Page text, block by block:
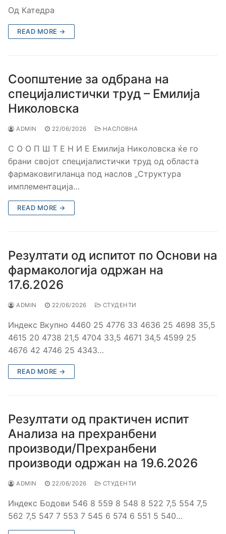
Од Катедра
READ MORE →
Соопштение за одбрана на
специјалистички труд – Емилија
Николовска
ADMIN 22/06/2026 НАСЛОВНА
С О О П Ш Т Е Н И Е Емилија Николовска ќе го
брани својот специјалистички труд од областа
фармаковигиланца под наслов „Структура
имплементација…
READ MORE →
Резултати од испитот по Основи на
фармакологија одржан на
17.6.2026
ADMIN 22/06/2026 СТУДЕНТИ
Индекс Вкупно 4460 25 4776 33 4636 25 4698 35,5
4615 20 4738 21,5 4704 33,5 4671 34,5 4599 25
4676 42 4746 25 4343…
READ MORE →
Резултати од практичен испит
Анализа на прехранбени
производи/Прехранбени
производи одржан на 19.6.2026
ADMIN 22/06/2026 СТУДЕНТИ
Индекс Бодови 546 8 559 8 548 8 522 7,5 554 7,5
562 7,5 547 7 553 7 545 6 574 6 551 5 540…